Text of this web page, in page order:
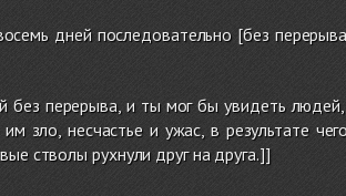
дней последовательно [без
без перерыва, и ты мог бы увидеть
зло, несчастье и ужас, в результате
стволы рухнули друг на друга.]]